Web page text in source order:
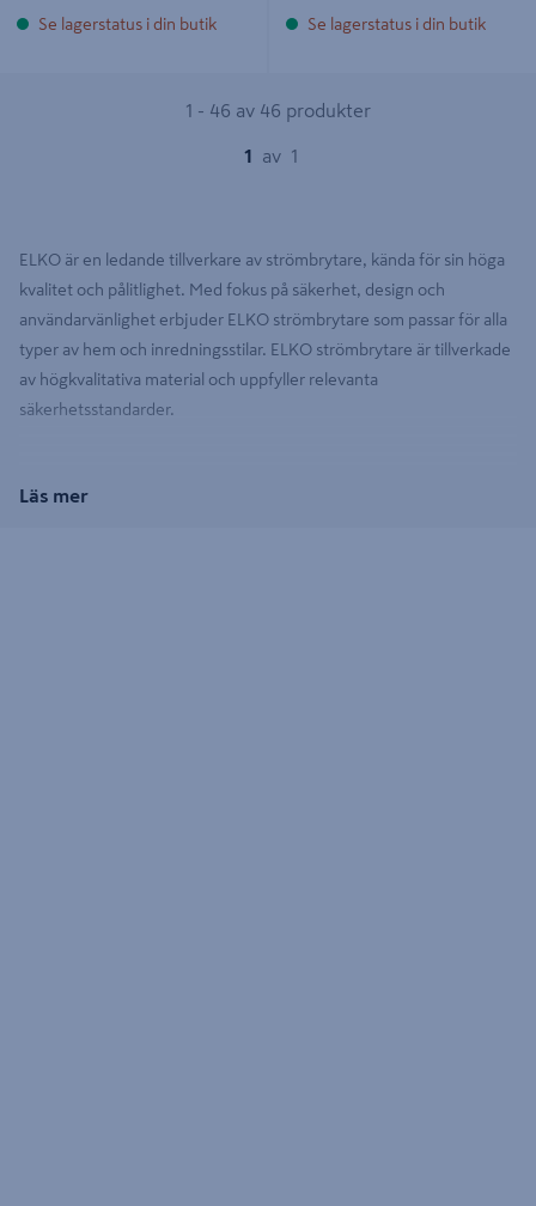
Se lagerstatus i din butik Se lagerstatus i din butik
1 - 46 av 46 produkter
1 av 1
ELKO är en ledande tillverkare av strömbrytare, kända för sin höga
kvalitet och pålitlighet. Med fokus på säkerhet, design och
användarvänlighet erbjuder ELKO strömbrytare som passar för alla
typer av hem och inredningsstilar. ELKO strömbrytare är tillverkade
av högkvalitativa material och uppfyller relevanta
säkerhetsstandarder.
Läs mer